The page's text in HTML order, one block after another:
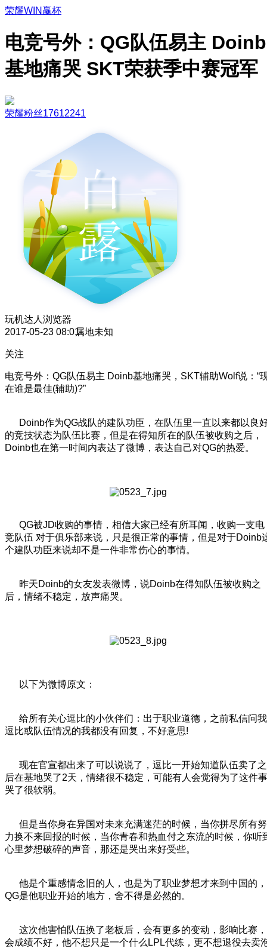
荣耀WIN赢杯
电竞号外：QG队伍易主 Doinb
基地痛哭 SKT荣获季中赛冠军
荣耀粉丝17612241
玩机达人 浏览器
2017-05-23 08:01属地未知
关注
电竞号外：QG队伍易主 Doinb基地痛哭，SKT辅助Wolf说：“
在谁是最佳(辅助)?”
Doinb作为QG战队的建队功臣，在队伍里一直以来都以良
的竞技状态为队伍比赛，但是在得知所在的队伍被收购之后，
Doinb也在第一时间内表达了微博，表达自己对QG的热爱。
QG被JD收购的事情，相信大家已经有所耳闻，收购一支电
竞队伍 对于俱乐部来说，只是很正常的事情，但是对于Doinb
个建队功臣来说却不是一件非常伤心的事情。
昨天Doinb的女友发表微博，说Doinb在得知队伍被收购之
后，情绪不稳定，放声痛哭。
以下为微博原文：
给所有关心逗比的小伙伴们：出于职业道德，之前私信问我
逗比或队伍情况的我都没有回复，不好意思!
现在官宣都出来了可以说说了，逗比一开始知道队伍卖了之
后在基地哭了2天，情绪很不稳定，可能有人会觉得为了这件事
哭了很软弱。
但是当你身在异国对未来充满迷茫的时候，当你拼尽所有努
力换不来回报的时候，当你青春和热血付之东流的时候，你听
心里梦想破碎的声音，那还是哭出来好受些。
他是个重感情念旧的人，也是为了职业梦想才来到中国的，
QG是他职业开始的地方，舍不得是必然的。
这次他害怕队伍换了老板后，会有更多的变动，影响比赛，
会成绩不好，他不想只是一个什么LPL代练，更不想退役去卖